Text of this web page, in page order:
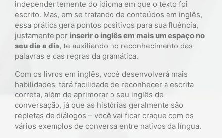
independentemente do idioma em que o texto foi
escrito. Mas, em se tratando de conteúdos em inglês,
essa prática gera pontos positivos para sua fluência,
justamente por inserir o inglês em mais um espaço no
seu dia a dia, te auxiliando no reconhecimento das
palavras e das regras da gramática.
Com os livros em inglês, você desenvolverá mais
habilidades, terá facilidade de reconhecer a escrita
correta, além de aprimorar o seu inglês de
conversação, já que as histórias geralmente são
repletas de diálogos – você vai ficar craque com os
vários exemplos de conversa entre nativos da língua.